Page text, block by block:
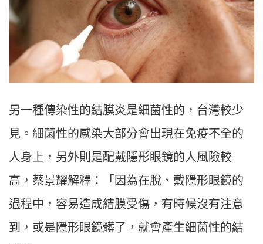
另一種傳染性的結膜炎是細菌性的，台灣較少
見。細菌性的感染大部分會出現在免疫不全的
人身上，另外則是配戴隱形眼鏡的人風險較
高，蔡景耀解釋：「因為在脫、戴隱形眼鏡的
過程中，容易造成結膜受傷，有時候沒有注意
到，或是隱形眼鏡髒了，就會產生細菌性的結